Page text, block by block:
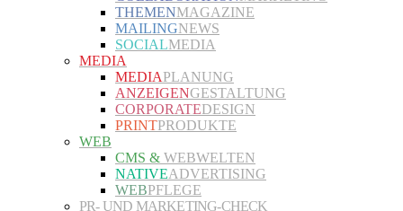
THEMENMAGAZINE
MAILINGNEWS
SOCIALMEDIA
MEDIA
MEDIAPLANUNG
ANZEIGENGESTALTUNG
CORPORATEDESIGN
PRINTPRODUKTE
WEB
CMS & WEBWELTEN
NATIVEADVERTISING
WEBPFLEGE
PR- UND MARKETING-CHECK